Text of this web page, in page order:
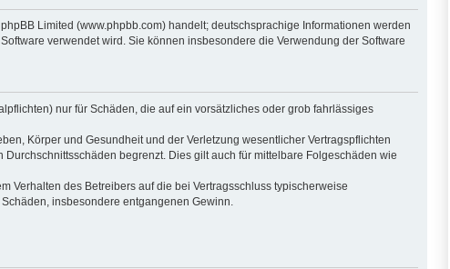
Limited (www.phpbb.com) handelt; deutschsprachige Informationen werden
verwendet wird. Sie können insbesondere die Verwendung der Software
nur für Schäden, die auf ein vorsätzliches oder grob fahrlässiges
Körper und Gesundheit und der Verletzung wesentlicher Vertragspflichten
begrenzt. Dies gilt auch für mittelbare Folgeschäden wie
Verhalten des Betreibers auf die bei Vertragsschluss typischerweise
insbesondere entgangenen Gewinn.